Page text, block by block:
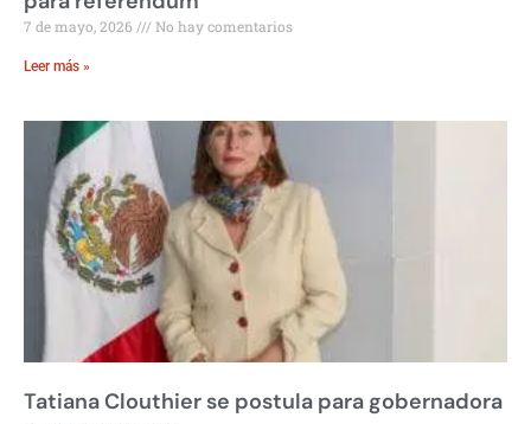
7 de mayo, 2026 No hay comentarios
Leer más »
Tatiana Clouthier se postula para gobernadora